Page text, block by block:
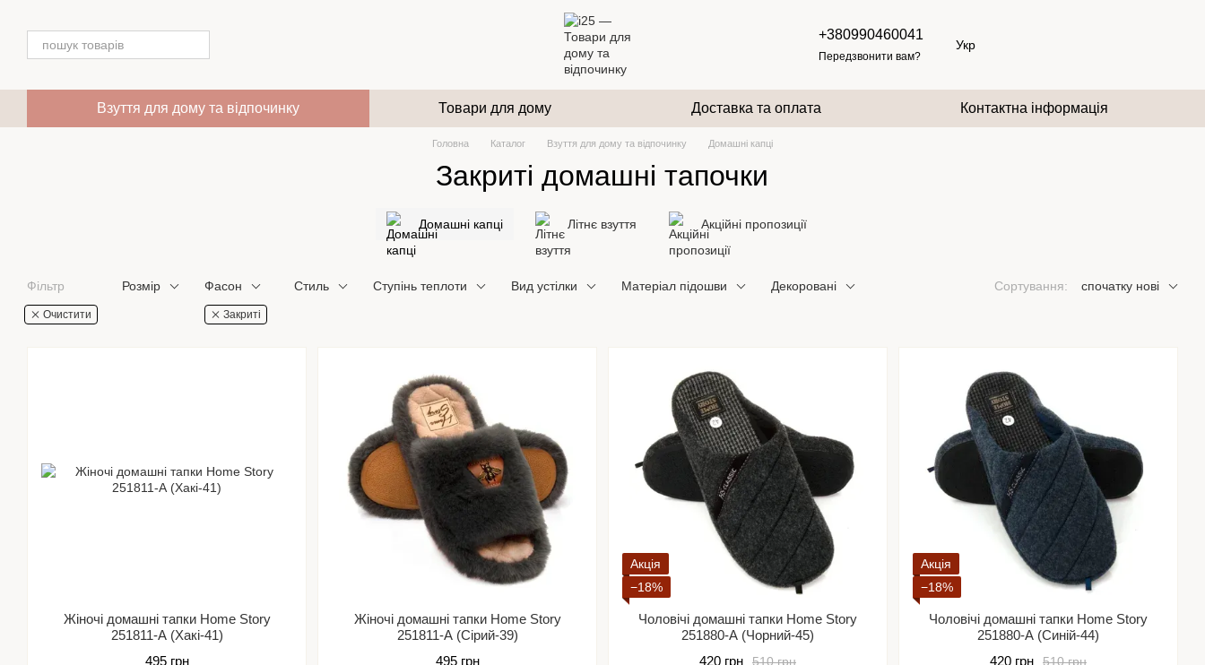
+380990460041
Передзвонити вам?
Укр
Взуття для дому та відпочинку Товари для дому Доставка та оплата Контактна інформація
Головна Каталог Взуття для дому та відпочинку Домашні капці
Закриті домашні тапочки
Домашні капці Літнє взуття Акційні пропозиції
Фільтр
Очистити
Розмір Фасон
Закриті
Стиль Ступінь теплоти Вид устілки Матеріал підошви Декоровані Сортування: спочатку нові
Жіночі домашні тапки Home Story
251811-А (Хакі-41)
495 грн
Жіночі домашні тапки Home Story
251811-А (Сірий-39)
495 грн
Акція
−18%
Чоловічі домашні тапки Home Story
251880-А (Чорний-45)
510 грн
420 грн
Акція
−18%
Чоловічі домашні тапки Home Story
251880-А (Синій-44)
510 грн
420 грн